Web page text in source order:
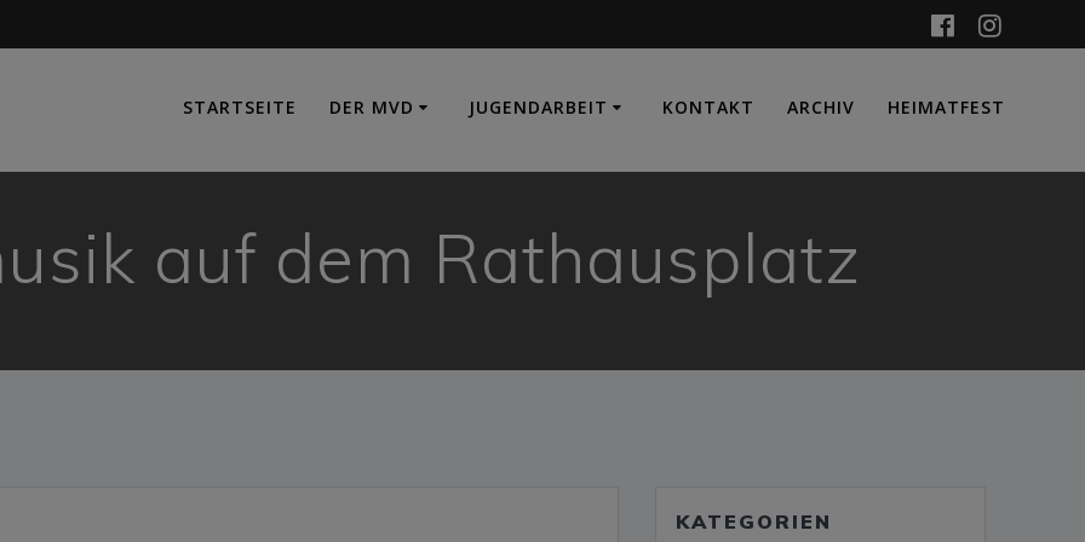
STARTSEITE DER MVD JUGENDARBEIT KONTAKT ARCHIV HEIMATFEST
auf dem Rathausplatz
KATEGORIEN